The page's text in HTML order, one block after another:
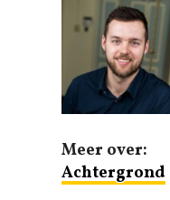
Meer over:
Achtergrond